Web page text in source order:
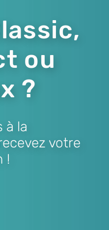
ou
?
à la
votre
!